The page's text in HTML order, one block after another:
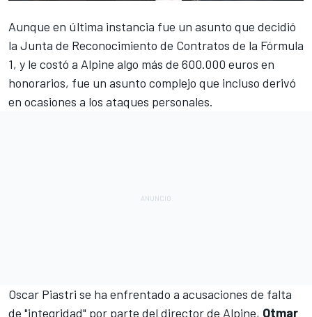
Aunque en última instancia fue un asunto que decidió
la Junta de Reconocimiento de Contratos de la Fórmula
1, y le costó a Alpine algo más de 600.000 euros en
honorarios, fue un asunto complejo que incluso derivó
en ocasiones a los ataques personales.
Oscar Piastri se ha enfrentado a acusaciones de falta
de "integridad" por parte del director de Alpine, Otmar